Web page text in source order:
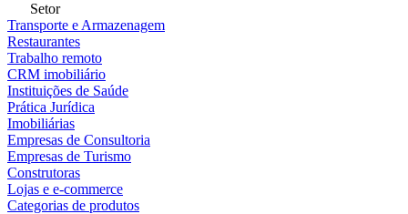
Setor
Transporte e Armazenagem
Restaurantes
Trabalho remoto
CRM imobiliário
Instituições de Saúde
Prática Jurídica
Imobiliárias
Empresas de Consultoria
Empresas de Turismo
Construtoras
Lojas e e-commerce
Categorias de produtos